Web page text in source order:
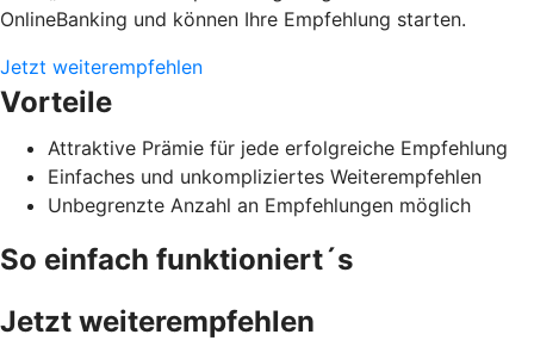
OnlineBanking und können Ihre Empfehlung starten.
Jetzt weiterempfehlen
Vorteile
Attraktive Prämie für jede erfolgreiche Empfehlung
Einfaches und unkompliziertes Weiterempfehlen
Unbegrenzte Anzahl an Empfehlungen möglich
So einfach funktioniert´s
Jetzt weiterempfehlen